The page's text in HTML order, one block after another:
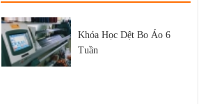
Khóa Học Dệt Bo Áo 6
Tuần
Thị Phần Dệt Bo Áo Trong